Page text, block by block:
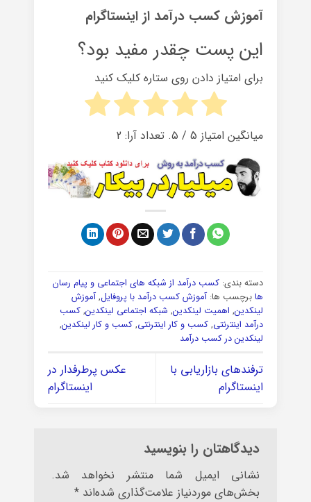
آموزش کسب درآمد از اینستاگرام
این پست چقدر مفید بود؟
برای امتیاز دادن روی ستاره کلیک کنید
میانگین امتیاز 5/ ۵. تعداد آرا: 2
دسته بندی: کسب درآمد از شبکه های اجتماعی و پیام رسان
هابرچسب ها:آموزش کسب درآمد با پروفایل,آموزش
لینکدین, اهمیت لینکدین, شبکه اجتماعی لینکدین, کسب
درآمد اینترنتی, کسب و کار اینترنتی, کسب و کار لینکدین,
لینکدین در کسب درآمد
ترفندهای بازاریابی با
اینستاگرام
عکس پرطرفدار در
اینستاگرام
دیدگاهتان را بنویسید
نشانی ایمیل شما منتشر نخواهد شد.
بخش‌های موردنیاز علامت‌گذاری شده‌اند *